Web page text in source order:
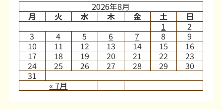
2026年8月
月
火 水 木 金 土 日
« 7月
1
2
3
4 5 6 7 8
9
10
11 12 13 14 15
16
17
18 19 20 21 22
23
24
25 26 27 28 29
30
31